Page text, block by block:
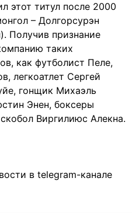
этот титул после 2000
– Долгорсурэн
Получив признание
таких
как футболист Пеле,
легкоатлет Сергей
гонщик Михаэль
Энен, боксеры
Виргилиюс Алекна.
в telegram-канале